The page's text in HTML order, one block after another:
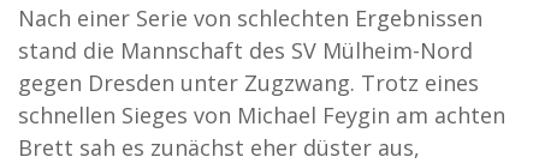
Nach einer Serie von schlechten Ergebnissen
stand die Mannschaft des SV Mülheim-Nord
gegen Dresden unter Zugzwang. Trotz eines
schnellen Sieges von Michael Feygin am achten
Brett sah es zunächst eher düster aus,